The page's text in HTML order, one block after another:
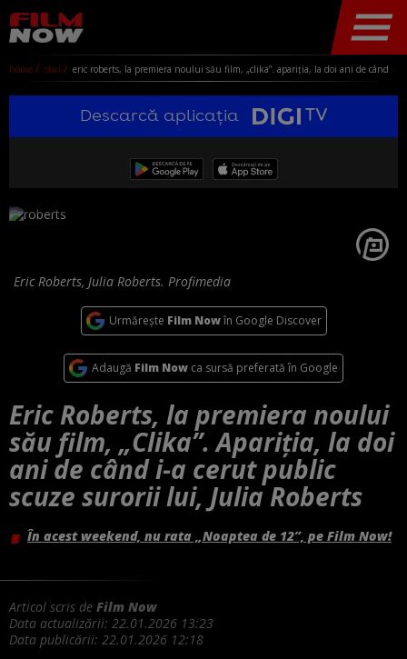
home stiri eric roberts, la premiera noului său film, „clika”. apariția, la doi ani de când i-a cerut public scuze surorii lui, julia roberts
Descarcă aplicația
Eric Roberts, Julia Roberts. Profimedia
Urmărește Film Nowîn Google Discover
Adaugă Film Now ca sursă preferată în Google
Eric Roberts, la premiera noului
său film, „Clika”. Apariția, la doi
ani de când i-a cerut public
scuze surorii lui, Julia Roberts
În acest weekend, nu rata „Noaptea de 12”, pe Film Now!
Articol scris de Film Now
Data actualizării: 22.01.2026 13:23
Data publicării: 22.01.2026 12:18